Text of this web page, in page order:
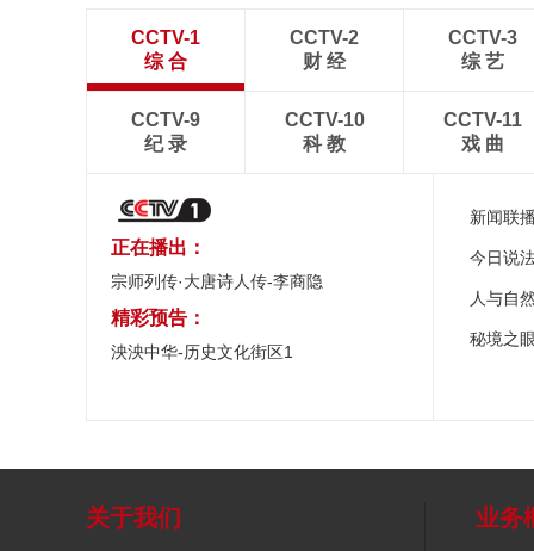
CCTV-1
综 合
CCTV-2
财 经
CCTV-3
综 艺
CCTV-9
纪 录
CCTV-10
科 教
CCTV-11
戏 曲
正在播出：
宗师列传·大唐诗人传-李商隐
精彩预告：
泱泱中华-历史文化街区1
新闻联
今日说
人与自
秘境之
关于我们 业务